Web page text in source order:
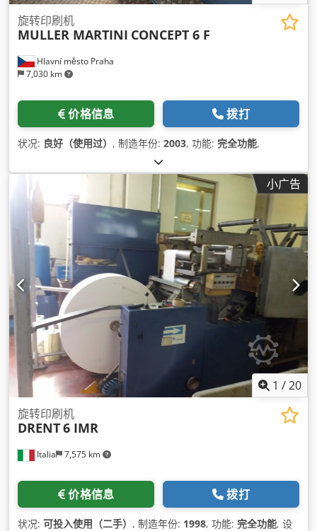
Hlavní město Praha
7,030 km
旋转印刷机
MULLER MARTINI CONCEPT 6 F
价格信息 拨打
状况: 良好（使用过） , 制造年份: 2003, 功能: 完全功能,
小广告
1 /20
Italia 7,575 km
旋转印刷机
DRENT6 IMR
价格信息 拨打
状况: 可投入使用（二手） , 制造年份: 1998, 功能: 完全功能, 设